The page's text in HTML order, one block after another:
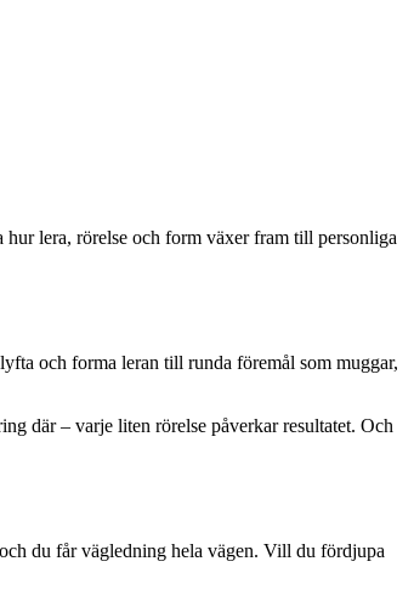
lera, rörelse och form växer fram till personliga
och forma leran till runda föremål som muggar,
där – varje liten rörelse påverkar resultatet. Och
du får vägledning hela vägen. Vill du fördjupa